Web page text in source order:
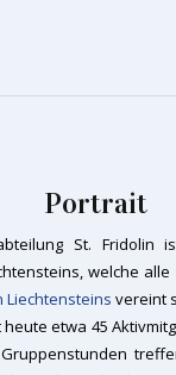
Portrait
St. Fridolin
welche alle
vereint
etwa 45